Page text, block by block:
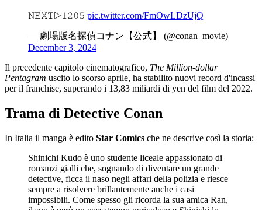
𝙽𝙴𝚇𝚃▷𝟷𝟸𝟶𝟻 pic.twitter.com/FmOwLDzUjQ
— 劇場版名探偵コナン【公式】 (@conan_movie)
December 3, 2024
Il precedente capitolo cinematografico, The Million-dollar
Pentagram uscito lo scorso aprile, ha stabilito nuovi record d'incassi
per il franchise, superando i 13,83 miliardi di yen del film del 2022.
Trama di Detective Conan
In Italia il manga è edito Star Comics che ne descrive così la storia:
Shinichi Kudo è uno studente liceale appassionato di
romanzi gialli che, sognando di diventare un grande
detective, ficca il naso negli affari della polizia e riesce
sempre a risolvere brillantemente anche i casi
impossibili. Come spesso gli ricorda la sua amica Ran,